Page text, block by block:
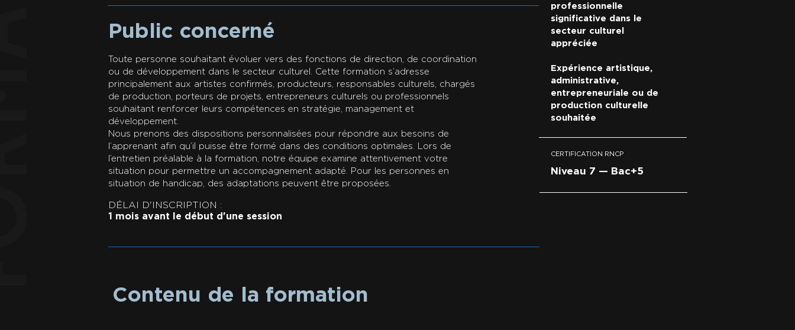
Public concerné
Toute personne souhaitant évoluer vers des fonctions de direction, de coordination
ou de développement dans le secteur culturel. Cette formation s’adresse
principalement aux artistes confirmés, producteurs, responsables culturels, chargés
de production, porteurs de projets, entrepreneurs culturels ou professionnels
souhaitant renforcer leurs compétences en stratégie, management et
développement.
Nous prenons des dispositions personnalisées pour répondre aux besoins de
l’apprenant afin qu’il puisse être formé dans des conditions optimales. Lors de
l’entretien préalable à la formation, notre équipe examine attentivement votre
situation pour permettre un accompagnement adapté. Pour les personnes en
situation de handicap, des adaptations peuvent être proposées.
​​​DÉLAI D'INSCRIPTION :
1 mois avant le début d'une session​
Contenu de la formation
professionnelle
significative dans le
secteur culturel
appréciée
Expérience artistique,
administrative,
entrepreneuriale ou de
production culturelle
souhaitée
CERTIFICATION RNCP
Niveau 7 — Bac+5